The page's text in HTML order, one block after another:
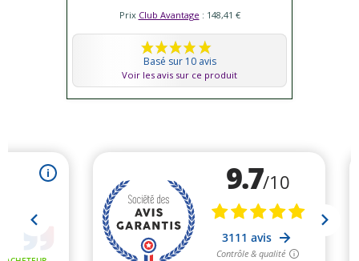
Prix Club Avantage : 148,41 €
Basé sur 10 avis
Voir les avis sur ce produit